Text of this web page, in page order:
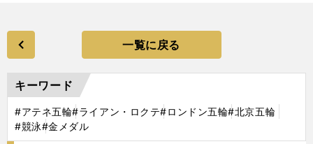
一覧に戻る
キーワード
#アテネ五輪#ライアン・ロクテ#ロンドン五輪#北京五輪
#競泳#金メダル